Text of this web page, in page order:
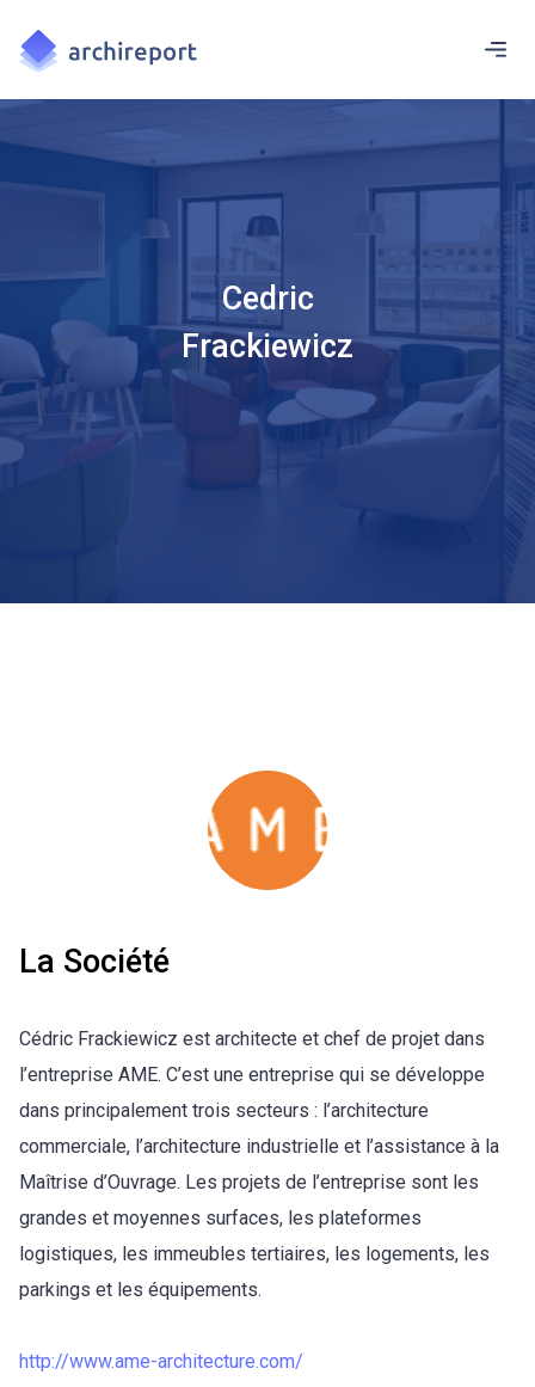
Cedric
Frackiewicz
La Société
Cédric Frackiewicz est architecte et chef de projet dans
l’entreprise AME. C’est une entreprise qui se développe
dans principalement trois secteurs : l’architecture
commerciale, l’architecture industrielle et l’assistance à la
Maîtrise d’Ouvrage. Les projets de l’entreprise sont les
grandes et moyennes surfaces, les plateformes
logistiques, les immeubles tertiaires, les logements, les
parkings et les équipements.
http://www.ame-architecture.com/